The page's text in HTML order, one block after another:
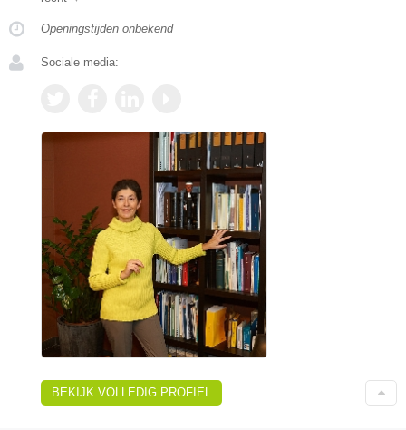
Openingstijden onbekend
Sociale media:
BEKIJK VOLLEDIG PROFIEL